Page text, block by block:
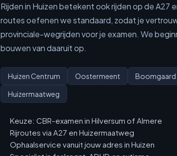
Rijden in Huizen betekent ook rijden op de A27
routes oefenen we standaard, zodat je
provinciale-wegrijden voor je examen. We
bouwen van daaruit op.
Huizen Centrum Oostermeent Boomgaard
Huizermaatweg
Keuze: CBR-examen in Hilversum of Almere
Rijroutes via A27 en Huizermaatweg
Ophaalservice vanuit jouw adres in Huizen